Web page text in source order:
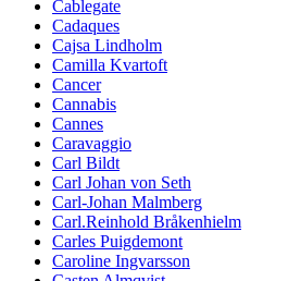
Cablegate
Cadaques
Cajsa Lindholm
Camilla Kvartoft
Cancer
Cannabis
Cannes
Caravaggio
Carl Bildt
Carl Johan von Seth
Carl-Johan Malmberg
Carl.Reinhold Bråkenhielm
Carles Puigdemont
Caroline Ingvarsson